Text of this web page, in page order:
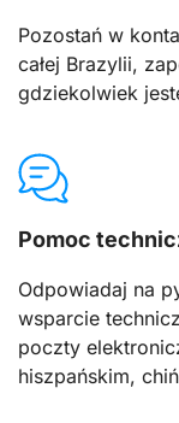
Pozostań w
całej Brazylii,
gdziekolwiek
Pomoc
Odpowiadaj na
wsparcie
poczty
hiszpańskim,